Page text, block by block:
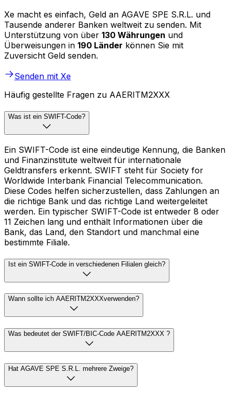
Xe macht es einfach, Geld an AGAVE SPE S.R.L. und
Tausende anderer Banken weltweit zu senden. Mit
Unterstützung von über 130 Währungen und
Überweisungen in 190 Länder können Sie mit
Zuversicht Geld senden.
Senden mit Xe
Häufig gestellte Fragen zu AAERITM2XXX
Was ist ein SWIFT-Code?
Ein SWIFT-Code ist eine eindeutige Kennung, die Banken
und Finanzinstitute weltweit für internationale
Geldtransfers erkennt. SWIFT steht für Society for
Worldwide Interbank Financial Telecommunication.
Diese Codes helfen sicherzustellen, dass Zahlungen an
die richtige Bank und das richtige Land weitergeleitet
werden. Ein typischer SWIFT-Code ist entweder 8 oder
11 Zeichen lang und enthält Informationen über die
Bank, das Land, den Standort und manchmal eine
bestimmte Filiale.
Ist ein SWIFT-Code in verschiedenen Filialen gleich?
Wann sollte ich AAERITM2XXXverwenden?
Was bedeutet der SWIFT/BIC-Code AAERITM2XXX ?
Hat AGAVE SPE S.R.L. mehrere Zweige?